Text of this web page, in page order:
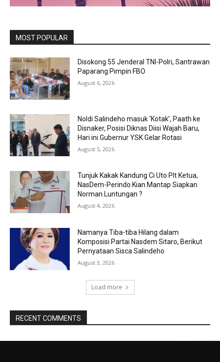
MOST POPULAR
Disokong 55 Jenderal TNI-Polri, Santrawan
Paparang Pimpin FBO
August 6, 2026
Noldi Salindeho masuk ‘Kotak’, Paath ke
Disnaker, Posisi Diknas Diisi Wajah Baru,
Hari ini Gubernur YSK Gelar Rotasi
August 5, 2026
Tunjuk Kakak Kandung Ci Uto Plt Ketua,
NasDem-Perindo Kian Mantap Siapkan
Norman Luntungan ?
August 4, 2026
Namanya Tiba-tiba Hilang dalam
Komposisi Partai Nasdem Sitaro, Berikut
Pernyataan Sisca Salindeho
August 3, 2026
Load more
RECENT COMMENTS